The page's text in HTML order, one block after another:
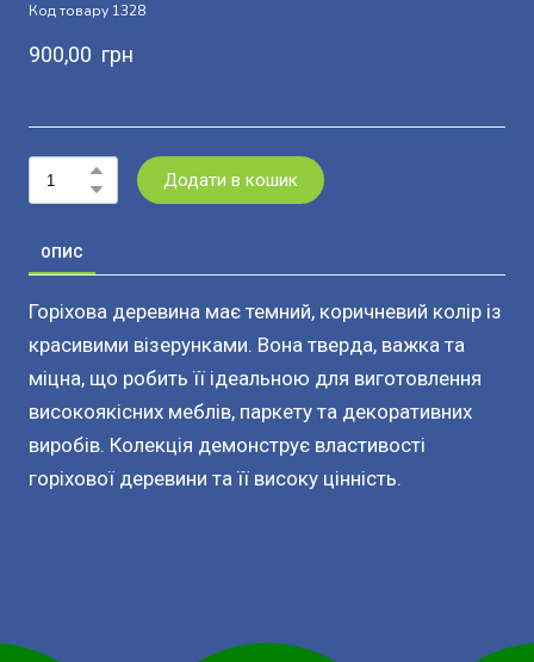
Код товару 1328
900,00  грн
Додати в кошик
ОПИС
Горіхова деревина має темний, коричневий колір із
красивими візерунками. Вона тверда, важка та
міцна, що робить її ідеальною для виготовлення
високоякісних меблів, паркету та декоративних
виробів. Колекція демонструє властивості
горіхової деревини та її високу цінність.